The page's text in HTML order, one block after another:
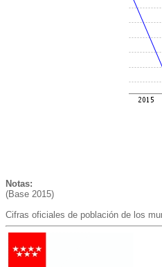
Notas:
(Base 2015)
Cifras oficiales de población de los